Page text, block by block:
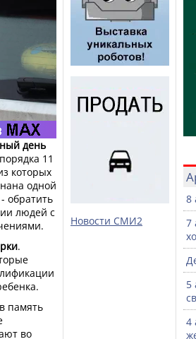
день
11
которых
одной
обратить
людей с
.
память
во
Новости СМИ2
8
7
5
4